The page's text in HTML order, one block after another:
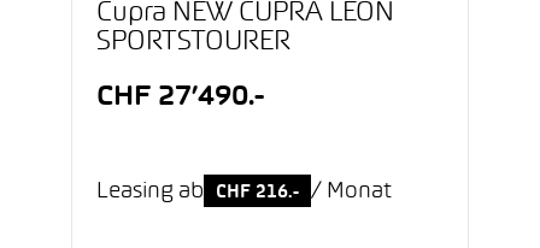
Cupra NEW CUPRA LEON
SPORTSTOURER
CHF 27’490.-
Leasing ab CHF 216.- / Monat